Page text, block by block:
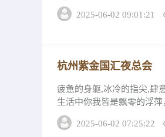
汇有自己的停车场，它流
2025-06-02 09:01:21
杭州紫金国汇夜总会
疲惫的身躯,冰冷的指尖,肆
生活中你我皆是飘零的浮
灵在歌声里找到慰藉，让身
2025-06-02 07:25:22